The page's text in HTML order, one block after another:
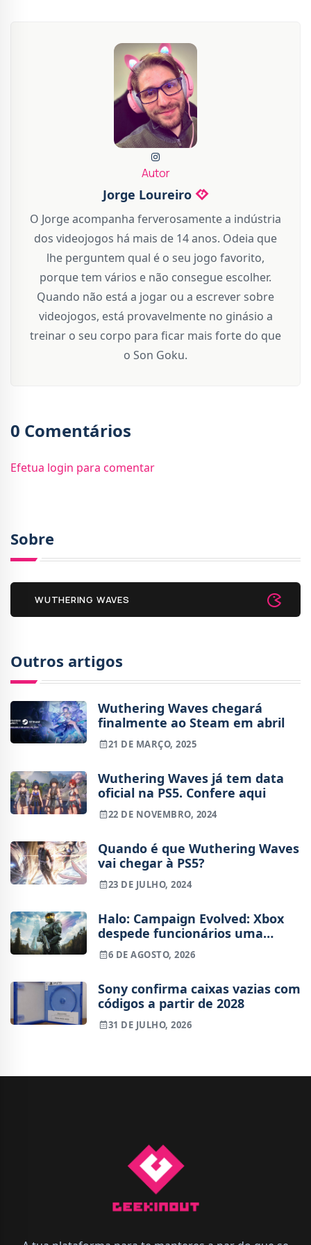
Autor
Jorge Loureiro
O Jorge acompanha ferverosamente a indústria
dos videojogos há mais de 14 anos. Odeia que
lhe perguntem qual é o seu jogo favorito,
porque tem vários e não consegue escolher.
Quando não está a jogar ou a escrever sobre
videojogos, está provavelmente no ginásio a
treinar o seu corpo para ficar mais forte do que
o Son Goku.
0 Comentários
Efetua login para comentar
Sobre
WUTHERING WAVES
Outros artigos
Wuthering Waves chegará
finalmente ao Steam em abril
21 DE MARÇO, 2025
Wuthering Waves já tem data
oficial na PS5. Confere aqui
22 DE NOVEMBRO, 2024
Quando é que Wuthering Waves
vai chegar à PS5?
23 DE JULHO, 2024
Halo: Campaign Evolved: Xbox
despede funcionários uma
semana após o lançamento
6 DE AGOSTO, 2026
Sony confirma caixas vazias com
códigos a partir de 2028
31 DE JULHO, 2026